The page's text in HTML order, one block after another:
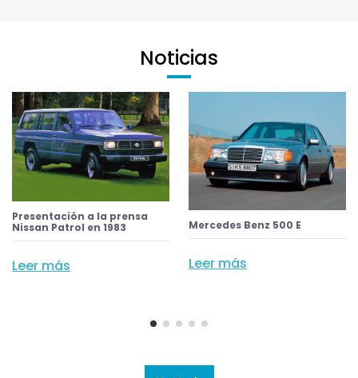
Noticias
Presentación a la prensa
Nissan Patrol en 1983
Leer más
Mercedes Benz 500 E
Leer más